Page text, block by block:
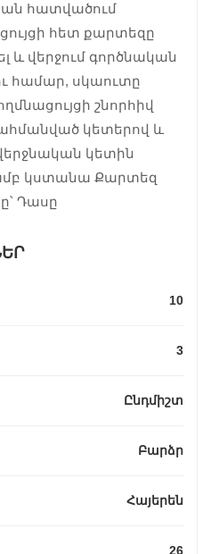
հատվածում
հետ քարտեզը
և վերջում գործնական
համար, սկաուտը
շնորհիվ
կետերով և
կետին
կստանա Քարտեզ
Դասը
10
3
Ընդմիշտ
Բարձր
Հայերեն
26